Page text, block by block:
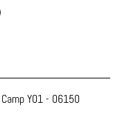
Y01 - 06150